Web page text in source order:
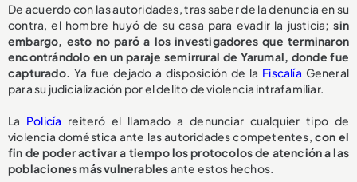
De acuerdo con las autoridades, tras saber de la denuncia en su
contra, el hombre huyó de su casa para evadir la justicia;sin
embargo, esto no paró a los investigadores que terminaron
encontrándolo en un paraje semirrural de Yarumal, donde fue
capturado. Ya fue dejado a disposición de la Fiscalía General
para su judicialización por el delito de violencia intrafamiliar.
La Policía reiteró el llamado a denunciar cualquier tipo de
violencia doméstica ante las autoridades competentes, con el
fin de poder activar a tiempo los protocolos de atención a las
poblaciones más vulnerablesante estos hechos.